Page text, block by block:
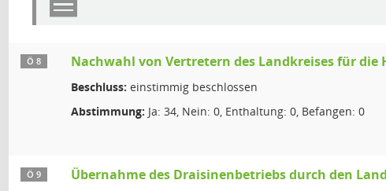
Ö 8 Nachwahl von Vertretern des Landkreises für
Beschluss: einstimmig beschlossen
Abstimmung: Ja: 34, Nein: 0, Enthaltung: 0, Befangen: 0
Ö 9 Übernahme des Draisinenbetriebs durch den